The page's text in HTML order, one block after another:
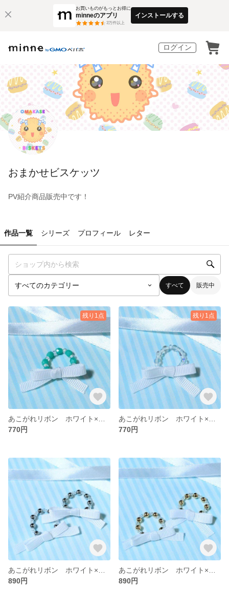
お買いものがもっとお得に
minneのアプリ
3万件以上
インストールする
ログイン
おまかせビスケッツ
PV紹介商品販売中です！
作品一覧 シリーズ プロフィール レター
すべて 販売中
残り1点
770円
残り1点
770円
890円
890円